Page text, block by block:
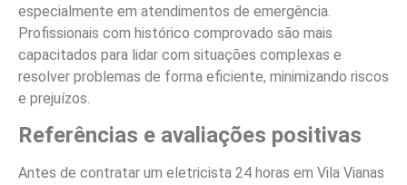
especialmente em atendimentos de emergência.
Profissionais com histórico comprovado são mais
capacitados para lidar com situações complexas e
resolver problemas de forma eficiente, minimizando riscos
e prejuízos.
Referências e avaliações positivas
Antes de contratar um eletricista 24 horas em Vila Vianas